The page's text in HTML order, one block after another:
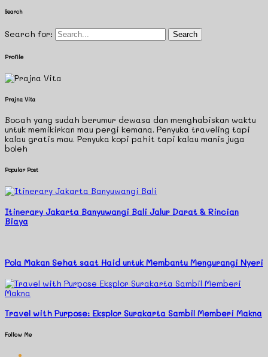
Search
Search for:
Profile
Prajna Vita
Bocah yang sudah berumur dewasa dan menghabiskan waktu
untuk memikirkan mau pergi kemana. Penyuka traveling tapi
kalau gratis mau. Penyuka kopi pahit tapi kalau manis juga
boleh
Popular Post
Itinerary Jakarta Banyuwangi Bali Jalur Darat & Rincian
Biaya
Pola Makan Sehat saat Haid untuk Membantu Mengurangi Nyeri
Travel with Purpose: Eksplor Surakarta Sambil Memberi Makna
Follow Me